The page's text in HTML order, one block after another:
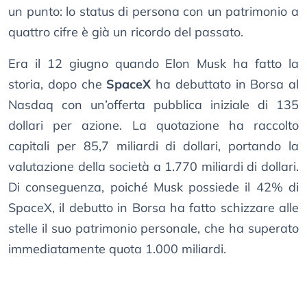
un punto: lo status di persona con un patrimonio a
quattro cifre è già un ricordo del passato.
Era il 12 giugno quando Elon Musk ha fatto la
storia, dopo che SpaceX ha debuttato in Borsa al
Nasdaq con un’offerta pubblica iniziale di 135
dollari per azione. La quotazione ha raccolto
capitali per 85,7 miliardi di dollari, portando la
valutazione della società a 1.770 miliardi di dollari.
Di conseguenza, poiché Musk possiede il 42% di
SpaceX, il debutto in Borsa ha fatto schizzare alle
stelle il suo patrimonio personale, che ha superato
immediatamente quota 1.000 miliardi.